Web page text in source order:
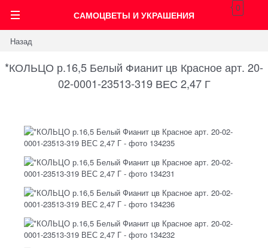
САМОЦВЕТЫ И УКРАШЕНИЯ
0
Назад
*КОЛЬЦО р.16,5 Белый Фианит цв Красное арт. 20-
02-0001-23513-319 ВЕС 2,47 Г